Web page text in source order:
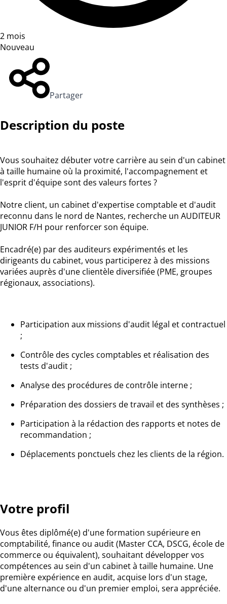
2 mois
Nouveau
Partager
Description du poste
Vous souhaitez débuter votre carrière au sein d'un cabinet
à taille humaine où la proximité, l'accompagnement et
l'esprit d'équipe sont des valeurs fortes ?
Notre client, un cabinet d'expertise comptable et d'audit
reconnu dans le nord de Nantes, recherche un AUDITEUR
JUNIOR F/H pour renforcer son équipe.
Encadré(e) par des auditeurs expérimentés et les
dirigeants du cabinet, vous participerez à des missions
variées auprès d'une clientèle diversifiée (PME, groupes
régionaux, associations).
Participation aux missions d'audit légal et contractuel
;
Contrôle des cycles comptables et réalisation des
tests d'audit ;
Analyse des procédures de contrôle interne ;
Préparation des dossiers de travail et des synthèses ;
Participation à la rédaction des rapports et notes de
recommandation ;
Déplacements ponctuels chez les clients de la région.
Votre profil
Vous êtes diplômé(e) d'une formation supérieure en
comptabilité, finance ou audit (Master CCA, DSCG, école de
commerce ou équivalent), souhaitant développer vos
compétences au sein d'un cabinet à taille humaine. Une
première expérience en audit, acquise lors d'un stage,
d'une alternance ou d'un premier emploi, sera appréciée.